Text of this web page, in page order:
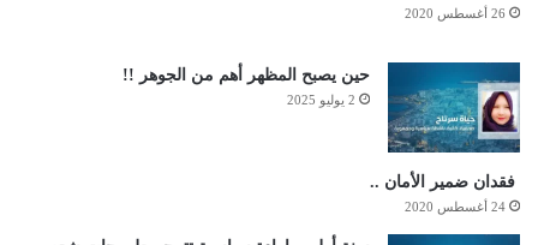
26 أغسطس 2020
حين يصبح المظهر أهم من الجوهر !!
2 يوليو 2025
فقدان ضمير الأمان ..
24 أغسطس 2020